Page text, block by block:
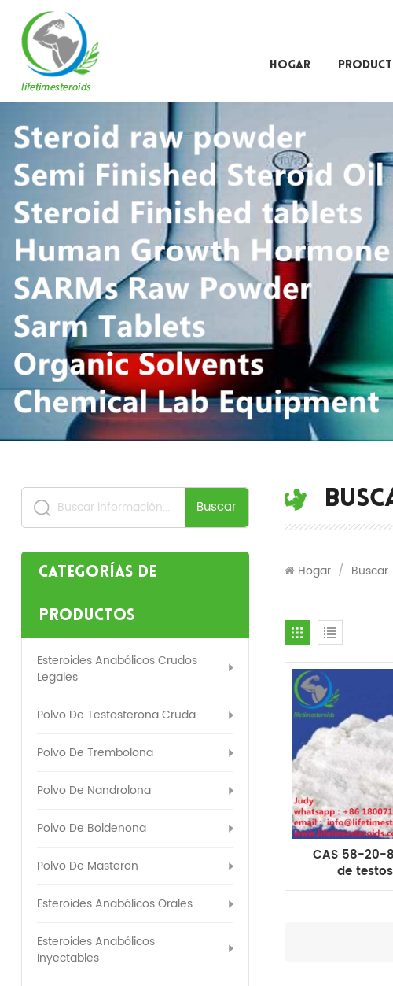
HOGAR
Buscar
Categorías de
productos
Esteroides Anabólicos Crudos
Legales
Polvo De Testosterona Cruda
Polvo De Trembolona
Polvo De Nandrolona
Polvo De Boldenona
Polvo De Masteron
Esteroides Anabólicos Orales
Esteroides Anabólicos
Inyectables
Hogar / Buscar
CAS 58-20-
de
Cypionate